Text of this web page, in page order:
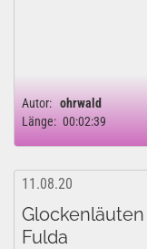
Autor: ohrwald
Länge: 00:02:39
11.08.20
Fulda